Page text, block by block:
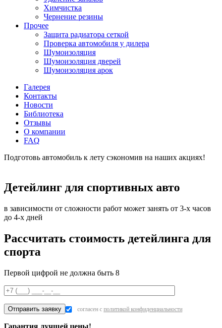
Химчистка
Чернение резины
Прочее
Защита радиатора сеткой
Проверка автомобиля у дилера
Шумоизоляция
Шумоизоляция дверей
Шумоизоляция арок
Галерея
Контакты
Новости
Библиотека
Отзывы
О компании
FAQ
Подготовь автомобиль к лету сэкономив на наших акциях!
Детейлинг для спортивных авто
в зависимости от сложности работ может занять от 3-х часов
до 4-х дней
Рассчитать стоимость детейлинга для
спорта
Первой цифрой не должна быть 8
согласен с политикой конфиденциальности
Гарантия лучшей цены!